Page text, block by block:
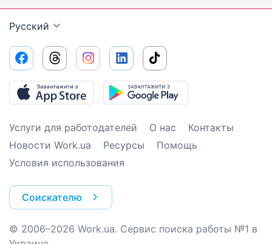
Русский
Услуги для работодателей О нас
Контакты
Новости Work.ua
Ресурсы
Помощь
Условия использования
Соискателю
© 2006–2026 Work.ua. Сервис поиска работы №1 в